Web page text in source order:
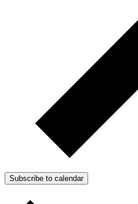
Subscribe to calendar